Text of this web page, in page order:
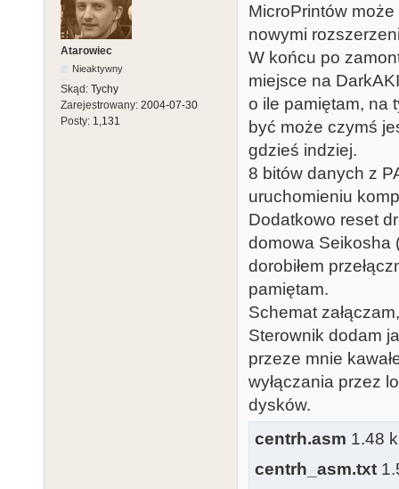
Atarowiec
Nieaktywny
Skąd: Tychy
Zarejestrowany: 2004-07-30
Posty: 1,131
MicroPrintów
nowymi
W końcu po
miejsce na
o ile pamiętam, na
być może czymś
gdzieś indziej.
8 bitów danych z
uruchomieniu
Dodatkowo reset
domowa Seikosha
dorobiłem
pamiętam.
Schemat
Sterownik dodam
przeze mnie
wyłączania przez
dysków.
centrh.asm 1.48
centrh_asm.txt